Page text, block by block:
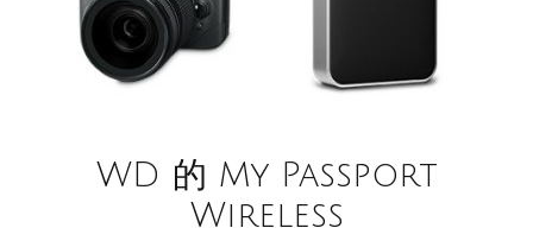
WD 的 My Passport
Wireless